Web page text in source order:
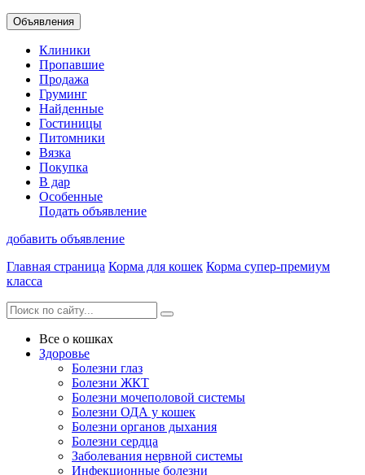
Объявления
Клиники
Пропавшие
Продажа
Груминг
Найденные
Гостиницы
Питомники
Вязка
Покупка
В дар
Особенные
Подать объявление
добавить объявление
Главная страница Корма для кошек Корма супер-премиум
класса
Все о кошках
Здоровье
Болезни глаз
Болезни ЖКТ
Болезни мочеполовой системы
Болезни ОДА у кошек
Болезни органов дыхания
Болезни сердца
Заболевания нервной системы
Инфекционные болезни